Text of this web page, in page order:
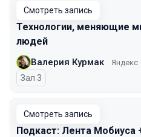
Смотреть запись
Технологии, меняющие
людей
Валерия Курмак Яндекс
Зал 3
Смотреть запись
Подкаст: Лента Мобиуса